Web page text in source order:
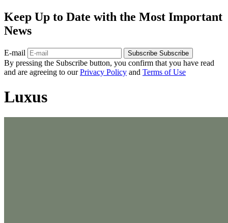
Keep Up to Date with the Most Important
News
E-mail Subscribe Subscribe
By pressing the Subscribe button, you confirm that you have read
and are agreeing to ourPrivacy Policy and Terms of Use
Luxus